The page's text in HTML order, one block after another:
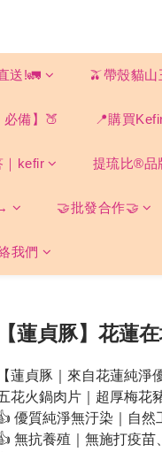
送!🚛 🫒帶殼貓山
備】🍑 📍購買
｜kefir 提琉比®品
🤝批發合作🤝
我們
【蓮貞豚】花蓮
【蓮貞豚｜來自花蓮純淨
花火鍋肉片｜超厚梅花
優質純淨無汙染｜自然
無抗養殖｜無施打疫苗